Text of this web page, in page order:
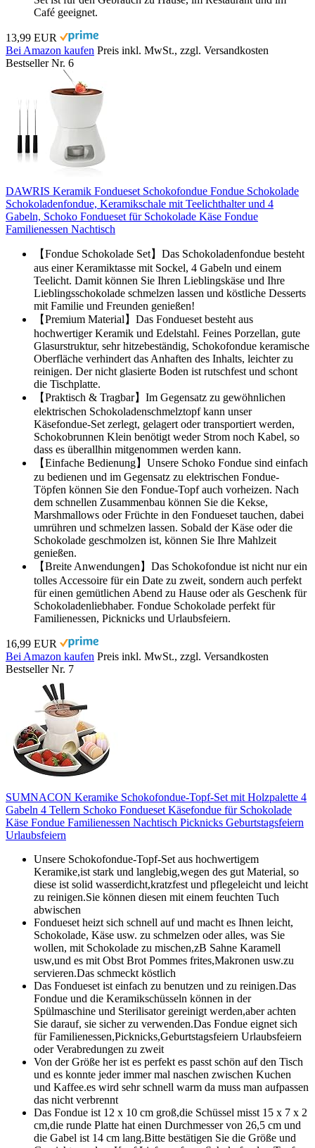
Café geeignet.
13,99 EUR
Bei Amazon kaufen Preis inkl. MwSt., zzgl. Versandkosten
Bestseller Nr. 6
DAWRIS Keramik Fondueset Schokofondue Fondue Schokolade
Schokoladenfondue, Keramikschale mit Teelichthalter und 4
Gabeln, Schoko Fondueset für Schokolade Käse Fondue
Familienessen Nachtisch
【Fondue Schokolade Set】Das Schokoladenfondue besteht
aus einer Keramiktasse mit Sockel, 4 Gabeln und einem
Teelicht. Damit können Sie Ihren Lieblingskäse und Ihre
Lieblingsschokolade schmelzen lassen und köstliche Desserts
mit Familie und Freunden genießen!
【Premium Material】Das Fondueset besteht aus
hochwertiger Keramik und Edelstahl. Feines Porzellan, gute
Glasurstruktur, sehr hitzebeständig, Schokofondue keramische
Oberfläche verhindert das Anhaften des Inhalts, leichter zu
reinigen. Der nicht glasierte Boden ist rutschfest und schont
die Tischplatte.
【Praktisch & Tragbar】Im Gegensatz zu gewöhnlichen
elektrischen Schokoladenschmelztopf kann unser
Käsefondue-Set zerlegt, gelagert oder transportiert werden,
Schokobrunnen Klein benötigt weder Strom noch Kabel, so
dass es überallhin mitgenommen werden kann.
【Einfache Bedienung】Unsere Schoko Fondue sind einfach
zu bedienen und im Gegensatz zu elektrischen Fondue-
Töpfen können Sie den Fondue-Topf auch vorheizen. Nach
dem schnellen Zusammenbau können Sie die Kekse,
Marshmallows oder Früchte in den Fondueset tauchen, dabei
umrühren und schmelzen lassen. Sobald der Käse oder die
Schokolade geschmolzen ist, können Sie Ihre Mahlzeit
genießen.
【Breite Anwendungen】Das Schokofondue ist nicht nur ein
tolles Accessoire für ein Date zu zweit, sondern auch perfekt
für einen gemütlichen Abend zu Hause oder als Geschenk für
Schokoladenliebhaber. Fondue Schokolade perfekt für
Familienessen, Picknicks und Urlaubsfeiern.
16,99 EUR
Bei Amazon kaufen Preis inkl. MwSt., zzgl. Versandkosten
Bestseller Nr. 7
SUMNACON Keramike Schokofondue-Topf-Set mit Holzpalette 4
Gabeln 4 Tellern Schoko Fondueset Käsefondue für Schokolade
Käse Fondue Familienessen Nachtisch Picknicks Geburtstagsfeiern
Urlaubsfeiern
Unsere Schokofondue-Topf-Set aus hochwertigem
Keramike,ist stark und langlebig,wegen des gut Material, so
diese ist solid wasserdicht,kratzfest und pflegeleicht und leicht
zu reinigen.Sie können diesen mit einem feuchten Tuch
abwischen
Fondueset heizt sich schnell auf und macht es Ihnen leicht,
Schokolade, Käse usw. zu schmelzen oder alles, was Sie
wollen, mit Schokolade zu mischen,zB Sahne Karamell
usw,und es mit Obst Brot Pommes frites,Makronen usw.zu
servieren.Das schmeckt köstlich
Das Fondueset ist einfach zu benutzen und zu reinigen.Das
Fondue und die Keramikschüsseln können in der
Spülmaschine und Sterilisator gereinigt werden,aber achten
Sie darauf, sie sicher zu verwenden.Das Fondue eignet sich
für Familienessen,Picknicks,Geburtstagsfeiern Urlaubsfeiern
oder Verabredungen zu zweit
Von der Größe her ist es perfekt es passt schön auf den Tisch
und es konnte jeder immer mal naschen zwischen Kuchen
und Kaffee.es wird sehr schnell warm da muss man aufpassen
das nicht verbrennt
Das Fondue ist 12 x 10 cm groß,die Schüssel misst 15 x 7 x 2
cm,die runde Platte hat einen Durchmesser von 26,5 cm und
die Gabel ist 14 cm lang.Bitte bestätigen Sie die Größe und